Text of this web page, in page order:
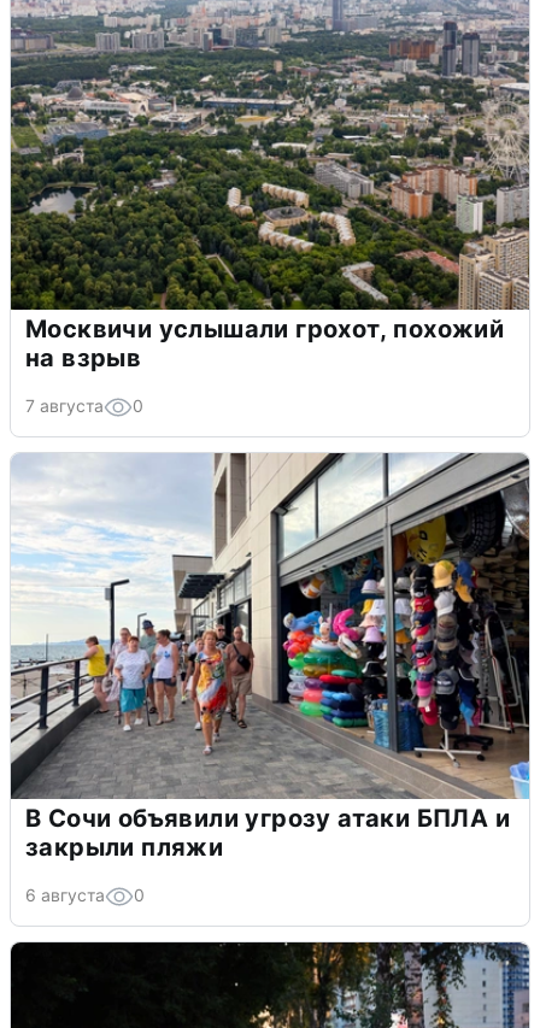
Москвичи услышали грохот, похожий
на взрыв
7 августа 0
В Сочи объявили угрозу атаки БПЛА и
закрыли пляжи
6 августа 0